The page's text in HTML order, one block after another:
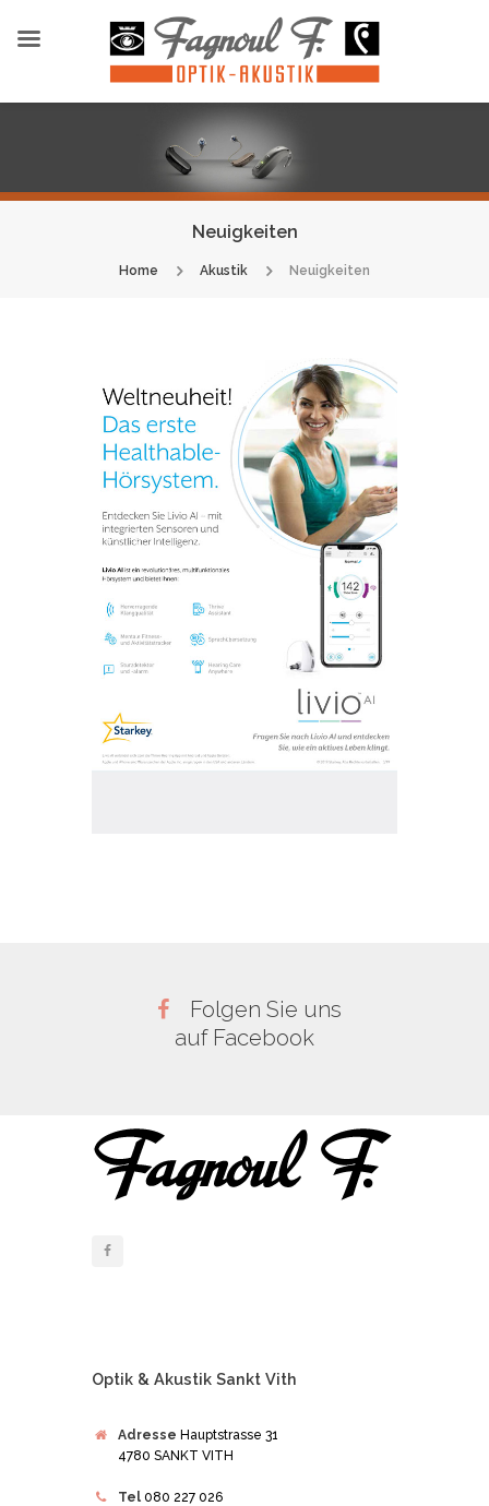
Neuigkeiten
Home Akustik Neuigkeiten
Folgen Sie uns
auf Facebook
Optik & Akustik Sankt Vith
Adresse Hauptstrasse 31
4780 SANKT VITH
Tel 080 227 026